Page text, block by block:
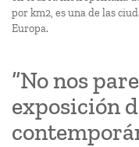
por km2, es una de las
Europa.
“No nos
exposición